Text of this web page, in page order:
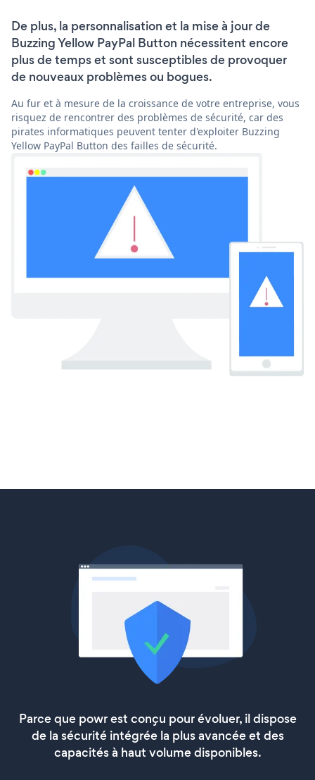
De plus, la personnalisation et la mise à jour de
Buzzing Yellow PayPal Button nécessitent encore
plus de temps et sont susceptibles de provoquer
de nouveaux problèmes ou bogues.
Au fur et à mesure de la croissance de votre entreprise, vous
risquez de rencontrer des problèmes de sécurité, car des
pirates informatiques peuvent tenter d'exploiter Buzzing
Yellow PayPal Button des failles de sécurité.
Parce que powr est conçu pour évoluer, il dispose
de la sécurité intégrée la plus avancée et des
capacités à haut volume disponibles.